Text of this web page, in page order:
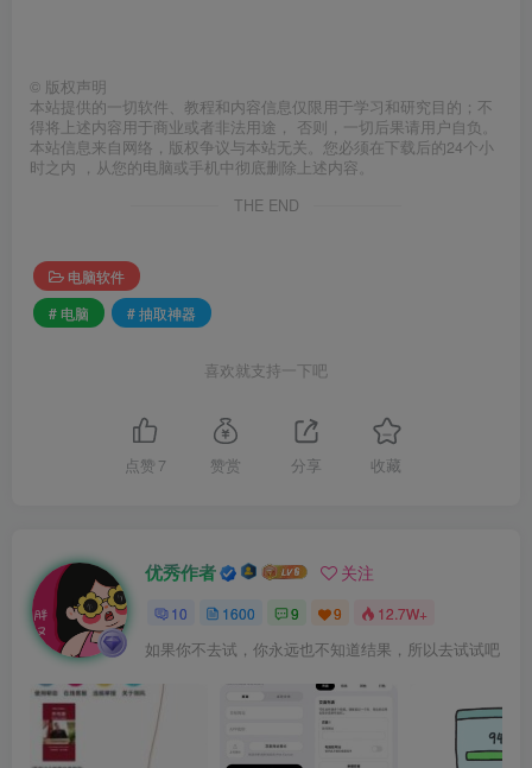
© 版权声明
本站提供的一切软件、教程和内容信息仅限用于学习和研究目的；不
得将上述内容用于商业或者非法用途， 否则，一切后果请用户自负。
本站信息来自网络，版权争议与本站无关。您必须在下载后的24个小
时之内 ，从您的电脑或手机中彻底删除上述内容。
THE END
电脑软件
# 电脑
# 抽取神器
喜欢就支持一下吧
点赞 7 赞赏 分享 收藏
优秀作者 关注
10 1600 9 9 12.7W+
如果你不去试，你永远也不知道结果，所以去试试吧